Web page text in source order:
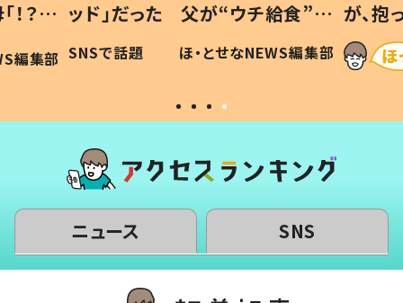
？」
編集部
ッド」だった 父が“ウチ給食”を
作り続ける理由とは #令和の親
#令和の子
SNSで話題 ほ・とせなNEWS編集部
が、
「涙が
い」
ニュース SNS